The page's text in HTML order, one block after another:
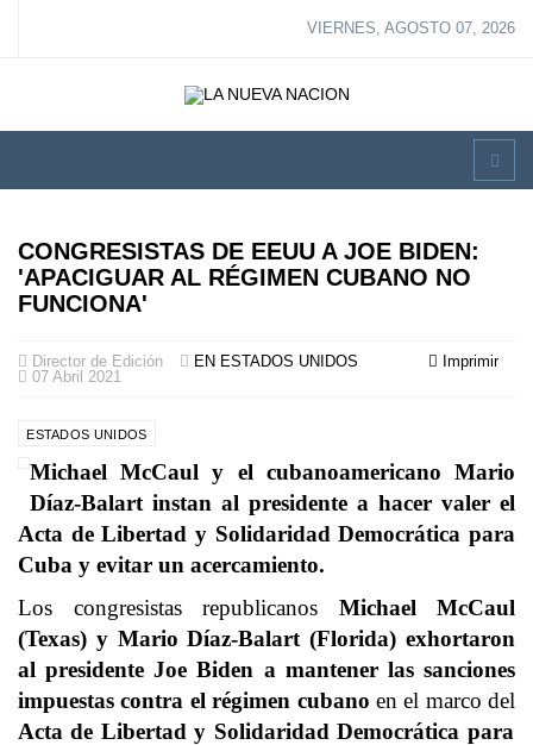
VIERNES, AGOSTO 07, 2026
CONGRESISTAS DE EEUU A JOE BIDEN:
'APACIGUAR AL RÉGIMEN CUBANO NO
FUNCIONA'
Imprimir
Director de Edición
EN ESTADOS UNIDOS
07 Abril 2021
ESTADOS UNIDOS
Michael McCaul y el cubanoamericano Mario
Díaz-Balart instan al presidente a hacer valer el
Acta de Libertad y Solidaridad Democrática para
Cuba y evitar un acercamiento.
Los congresistas republicanos Michael McCaul
(Texas) y Mario Díaz-Balart (Florida) exhortaron
al presidenteJoe Biden a mantener las sanciones
impuestas contra el régimen cubano en el marco del
Acta de Libertad y Solidaridad Democrática para